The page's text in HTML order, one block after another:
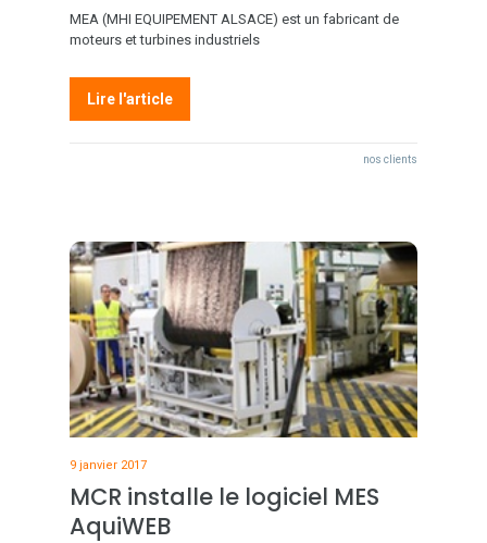
MEA (MHI EQUIPEMENT ALSACE) est un fabricant de
moteurs et turbines industriels
Lire l'article
nos clients
9 janvier 2017
MCR installe le logiciel MES
AquiWEB